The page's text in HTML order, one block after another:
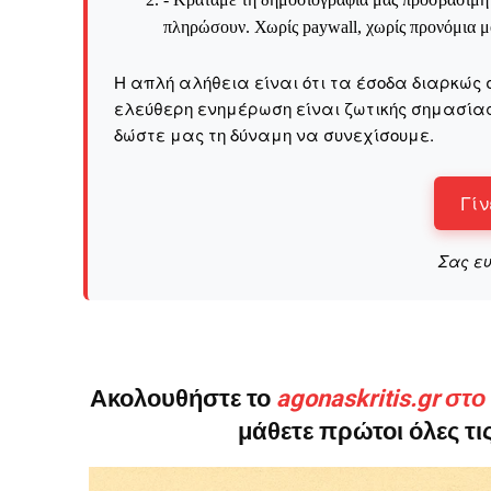
Το να βλέπετε αυτά τα
βρίσκουμε κάποια
Η στήριξη σας είναι
- Κάνουμε
αποσιωπήσουμε.
- Κρατάμε τη
ικανότητα να
Η απλή αλήθεια είναι
ενημέρωση είναι
να συνεχίσουμε.
πληρώσουν. Χωρίς paywall, χωρίς προνόμια
Η απλή αλήθεια είναι ότι τα έσοδα
ελεύθερη ενημέρωση είναι ζωτικής
δώστε μας τη δύναμη να συνεχίσουμε.
Σας
Ακολουθήστε το agonaskritis.gr στο
μάθετε πρώτοι όλες